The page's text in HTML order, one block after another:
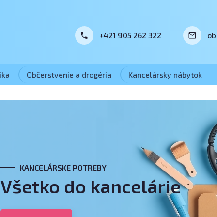
+421 905 262 322
Občerstvenie a drogéria Kancelársky nábytok
KANCELÁRSKE POTREBY
Všetko do kancelárie